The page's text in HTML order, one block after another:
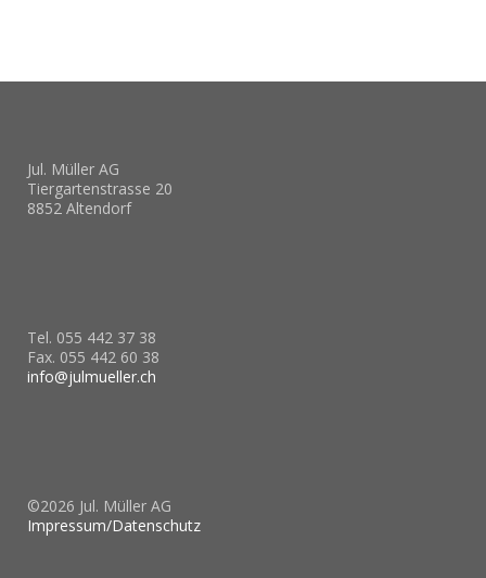
Jul. Müller AG
Tiergartenstrasse 20
8852 Altendorf
Tel. 055 442 37 38
Fax. 055 442 60 38
info@julmueller.ch
©2026 Jul. Müller AG
Impressum/Datenschutz